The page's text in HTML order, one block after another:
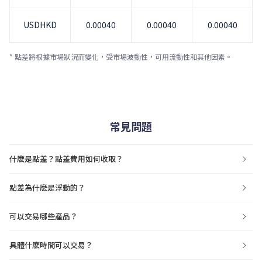
USDHKD 0.00040 0.00040 0.00040
* 點差將根據市場狀況而變化，受市場波動性，可用流動性和其他因素。
常見問題
什麽是點差？點差費用如何收取？
點差為什麽是浮動的？
可以交易哪些產品？
具體什麽時間可以交易？